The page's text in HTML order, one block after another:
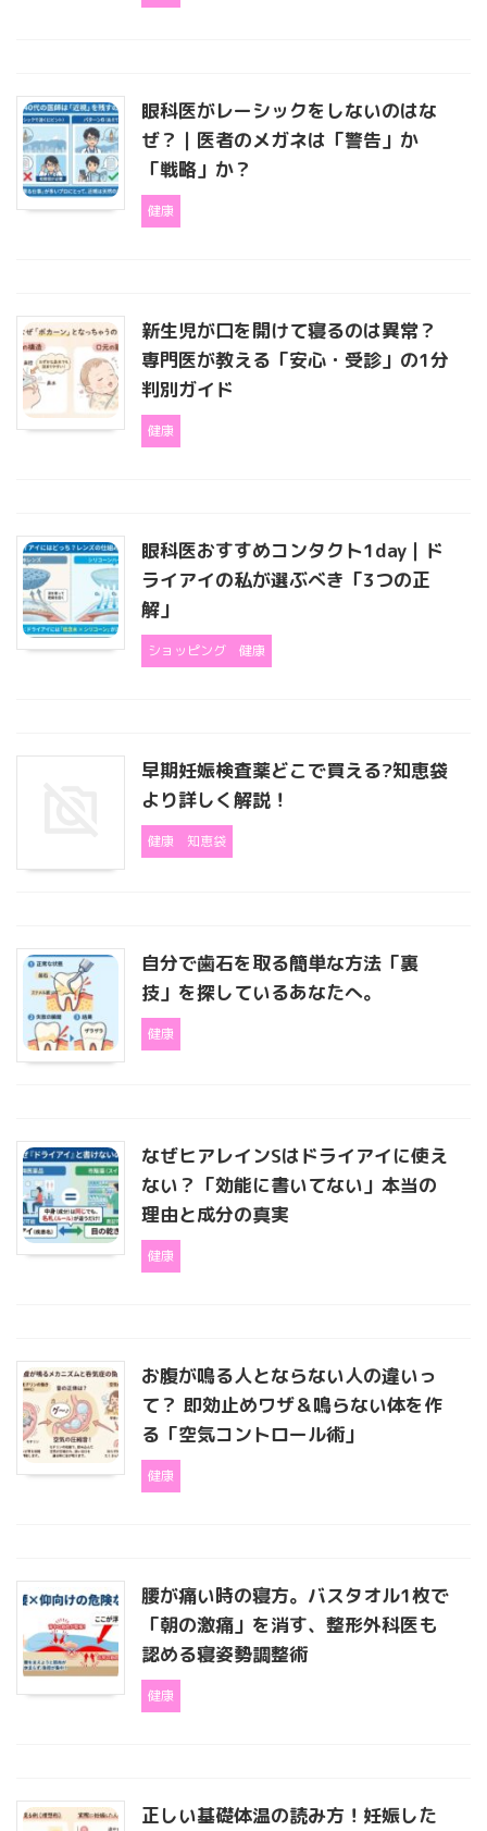
眼科医がレーシックをしないのはな
ぜ？｜医者のメガネは「警告」か
「戦略」か？
健康
新生児が口を開けて寝るのは異常？
専門医が教える「安心・受診」の1分
判別ガイド
健康
眼科医おすすめコンタクト1day｜ド
ライアイの私が選ぶべき「3つの正
解」
ショッピング 健康
早期妊娠検査薬どこで買える?知恵袋
より詳しく解説！
健康 知恵袋
自分で歯石を取る簡単な方法「裏
技」を探しているあなたへ。
健康
なぜヒアレインSはドライアイに使え
ない？「効能に書いてない」本当の
理由と成分の真実
健康
お腹が鳴る人とならない人の違いっ
て？ 即効止めワザ＆鳴らない体を作
る「空気コントロール術」
健康
腰が痛い時の寝方。バスタオル1枚で
「朝の激痛」を消す、整形外科医も
認める寝姿勢調整術
健康
正しい基礎体温の読み方！妊娠した